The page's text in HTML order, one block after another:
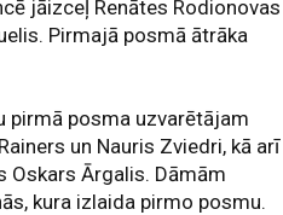
jāizceļ Renātes Rodionovas
Pirmajā posmā ātrāka
pirmā posma uzvarētājam
un Nauris Zviedri, kā arī
Ārgalis. Dāmām
kura izlaida pirmo posmu.